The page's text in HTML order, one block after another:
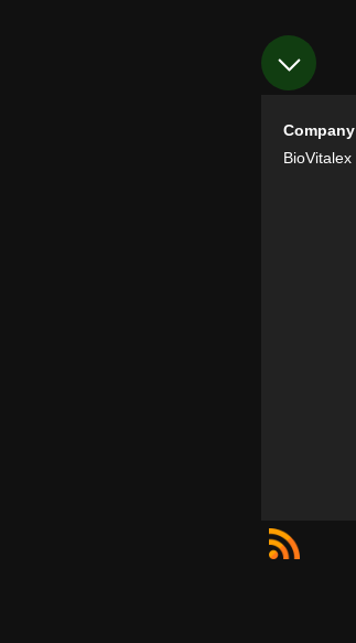
Company
BioVitalex